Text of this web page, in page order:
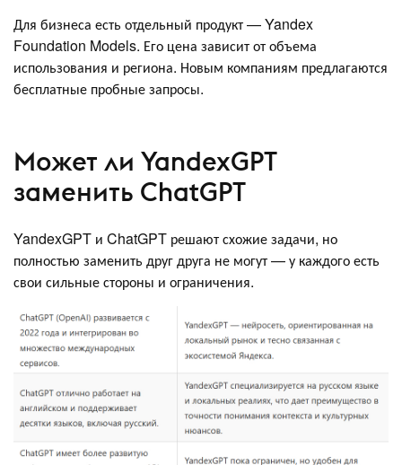
Для бизнеса есть отдельный продукт — Yandex
Foundation Models. Его цена зависит от объема
использования и региона. Новым компаниям предлагаются
бесплатные пробные запросы.
Может ли YandexGPT
заменить ChatGPT
YandexGPT и ChatGPT решают схожие задачи, но
полностью заменить друг друга не могут — у каждого есть
свои сильные стороны и ограничения.